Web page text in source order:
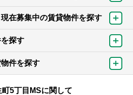
在募集中の賃貸物件を探す
探す
件を探す
5丁目MSに関して